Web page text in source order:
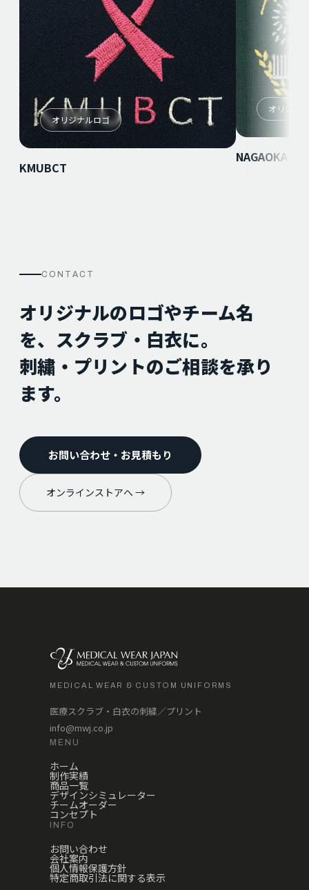
オリジナルロゴ
KMUBCT
オリジナ
NAGAOKA
CONTACT
オリジナルのロゴやチーム名
を、スクラブ・白衣に。
刺繍・プリントのご相談を承り
ます。
お問い合わせ・お見積もり
オンラインストアへ →
MEDICAL WEAR & CUSTOM UNIFORMS
医療スクラブ・白衣の刺繍／プリント
info@mwj.co.jp
MENU
ホーム
制作実績
商品一覧
デザインシミュレーター
チームオーダー
コンセプト
INFO
お問い合わせ
会社案内
個人情報保護方針
特定商取引法に関する表示